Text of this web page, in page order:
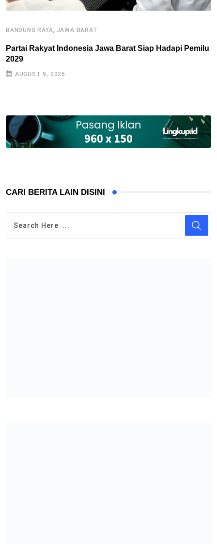
BANDUNG RAYA, JAWA BARAT
Partai Rakyat Indonesia Jawa Barat Siap Hadapi Pemilu
2029
AUGUST 9, 2026
CARI BERITA LAIN DISINI